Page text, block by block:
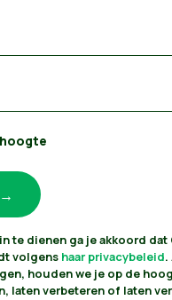
te dienen ga je akkoord dat
volgens haar privacybeleid.
houden we je op de
laten verbeteren of laten